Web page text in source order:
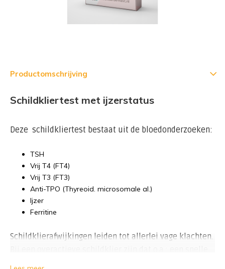
Productomschrijving
Schildkliertest met ijzerstatus
Deze schildkliertest bestaat uit de bloedonderzoeken:
TSH
Vrij T4 (FT4)
Vrij T3 (FT3)
Anti-TPO (Thyreoid. microsomale al.)
Ijzer
Ferritine
Schildklierafwijkingen leiden tot allerlei vage klachten.
hartslag, gewichtsverlies, nervositeit, trillende handen,